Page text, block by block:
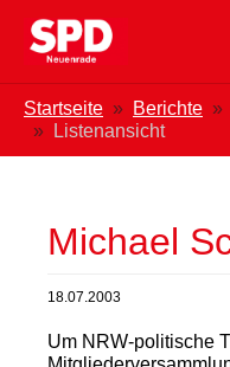
Startseite Berichte
Listenansicht
Michael
18.07.2003
Um NRW-politische